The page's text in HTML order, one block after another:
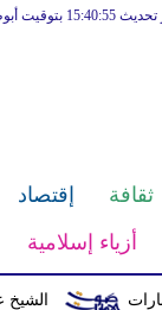
15:40:55 بتوقيت أبوظبي
ثقافة إقتصاد
أزياء إسلامية
الشيخ